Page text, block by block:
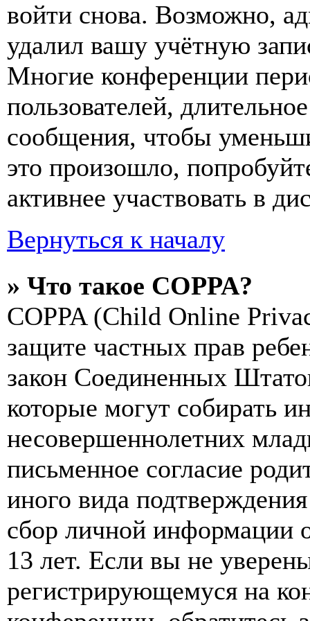
войти снова. Возможно,
удалил вашу учётную
Многие конференции
пользователей,
сообщения, чтобы
это произошло,
активнее участвовать в
Вернуться к началу
» Что такое COPPA?
COPPA (Child Online
защите частных прав
закон Соединенных
которые могут собирать
несовершеннолетних
письменное согласие
иного вида
сбор личной информации
13 лет. Если вы не
регистрирующемуся на